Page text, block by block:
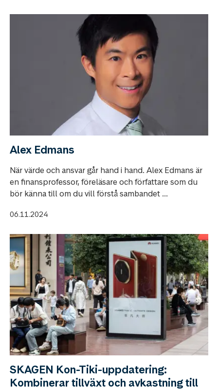
Alex Edmans
När värde och ansvar går hand i hand. Alex Edmans är
en finansprofessor, föreläsare och författare som du
bör känna till om du vill förstå sambandet ...
06.11.2024
SKAGEN Kon-Tiki-uppdatering:
Kombinerar tillväxt och avkastning till